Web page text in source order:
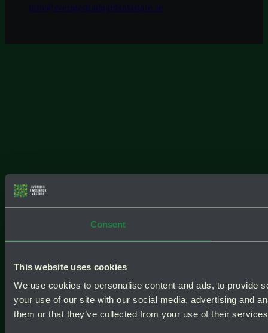
Consent
This website uses cookies
We use cookies to personalise content and ads, to provide
your use of our site with our social media, advertising and
them or that they’ve collected from your use of their
info@sverigestradgardsmastare.se